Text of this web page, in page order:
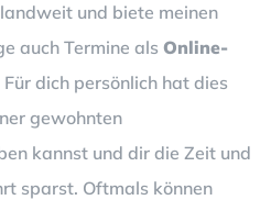
und biete meinen
auch Termine als Online-
Für dich persönlich hat dies
gewohnten
kannst und dir die Zeit und
sparst. Oftmals können